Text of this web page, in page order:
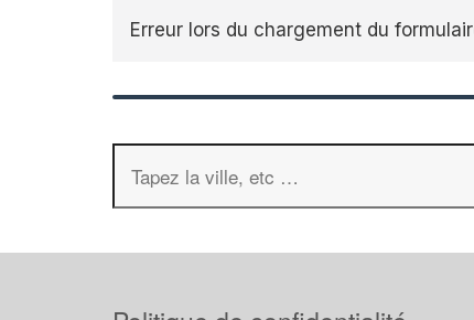
Erreur lors du chargement du